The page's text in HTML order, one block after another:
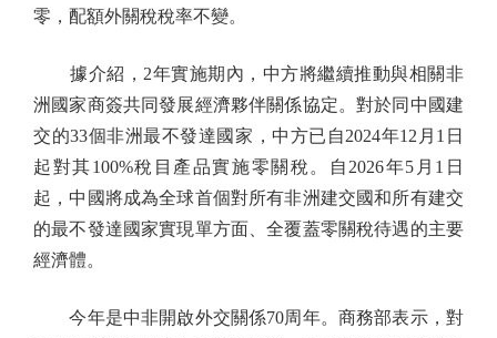
零，配額外關稅稅率不變。
據介紹，2年實施期內，中方將繼續推動與相關非
洲國家商簽共同發展經濟夥伴關係協定。對於同中國建
交的33個非洲最不發達國家，中方已自2024年12月1日
起對其100%稅目產品實施零關稅。自2026年5月1日
起，中國將成為全球首個對所有非洲建交國和所有建交
的最不發達國家實現單方面、全覆蓋零關稅待遇的主要
經濟體。
今年是中非開啟外交關係70周年。商務部表示，對